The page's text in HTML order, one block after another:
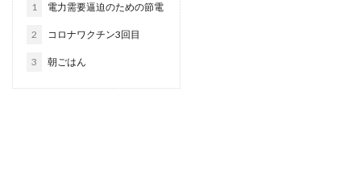
1 電力需要逼迫のための節電
2 コロナワクチン3回目
3 朝ごはん